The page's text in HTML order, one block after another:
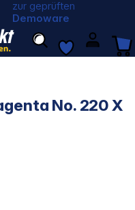
zur geprüften
Demoware
No. 220 X